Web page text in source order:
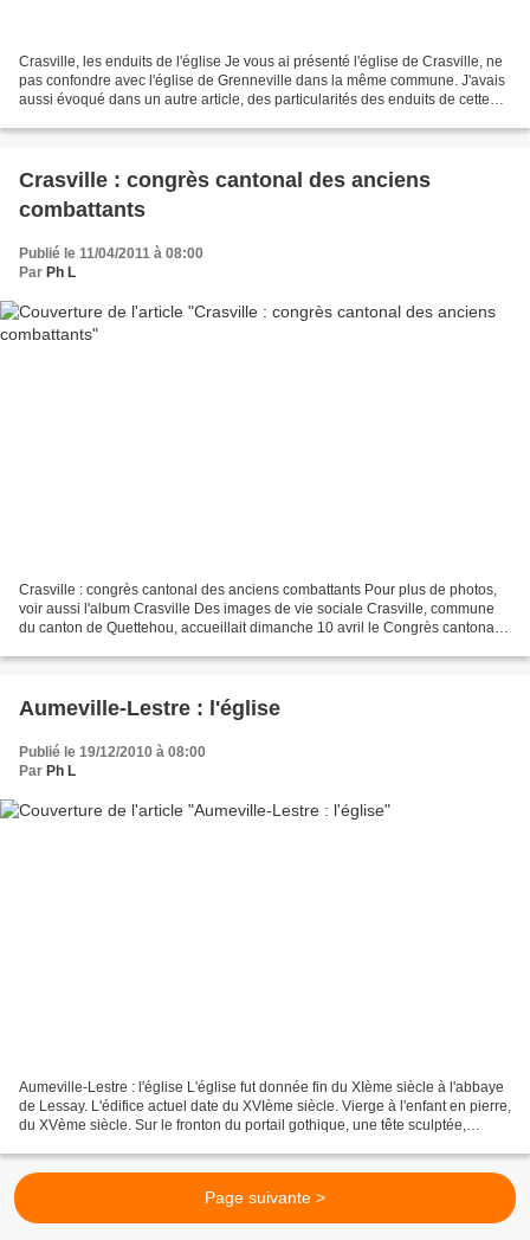
Crasville, les enduits de l'église Je vous ai présenté l'église de Crasville, ne
pas confondre avec l'église de Grenneville dans la même commune. J'avais
aussi évoqué dans un autre article, des particularités des enduits de cette
Crasville : congrès cantonal des anciens
combattants
Publié le 11/04/2011 à 08:00
Par Ph L
Crasville : congrès cantonal des anciens combattants Pour plus de photos,
voir aussi l'album Crasville Des images de vie sociale Crasville, commune
du canton de Quettehou, accueillait dimanche 10 avril le Congrès cantonal
Aumeville-Lestre : l'église
Publié le 19/12/2010 à 08:00
Par Ph L
Aumeville-Lestre : l'église L'église fut donnée fin du XIème siècle à l'abbaye
de Lessay. L'édifice actuel date du XVIème siècle. Vierge à l'enfant en pierre,
du XVème siècle. Sur le fronton du portail gothique, une tête sculptée,
Page suivante >